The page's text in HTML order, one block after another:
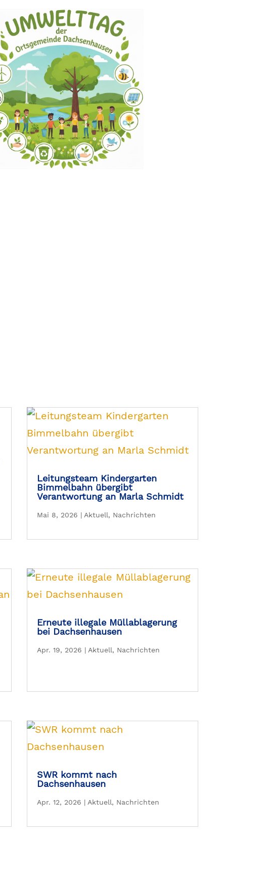
Leitungsteam Kindergarten
Bimmelbahn übergibt
Verantwortung an Marla Schmidt
Mai 8, 2026 | Aktuell, Nachrichten
Erneute illegale Müllablagerung
bei Dachsenhausen
Apr. 19, 2026 | Aktuell, Nachrichten
SWR kommt nach
Dachsenhausen
Apr. 12, 2026 | Aktuell, Nachrichten